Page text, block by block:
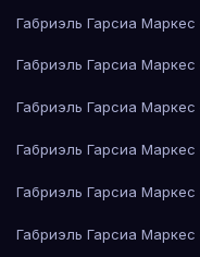
Габриэль Гарсиа
Габриэль Гарсиа
Габриэль Гарсиа
Габриэль Гарсиа
Габриэль Гарсиа
Габриэль Гарсиа